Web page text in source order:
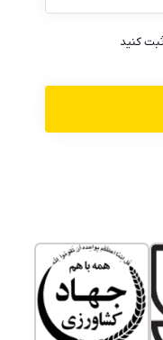
کنید